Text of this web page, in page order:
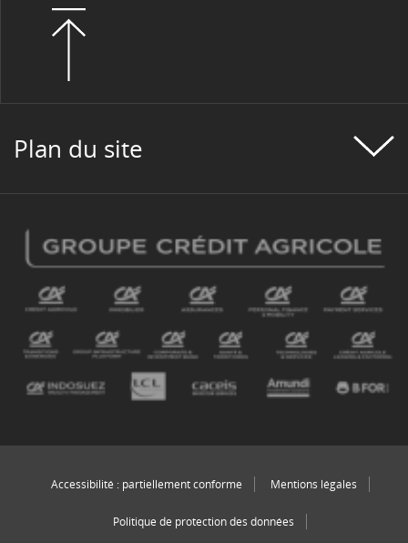
Plan du site
Accessibilité : partiellement conforme Mentions légales
Politique de protection des données